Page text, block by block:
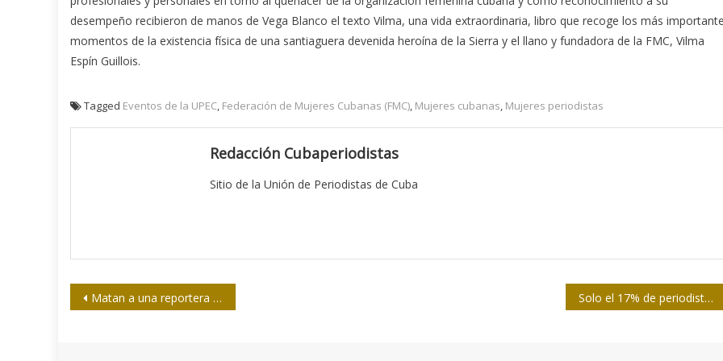
desempeño recibieron de manos de Vega Blanco el texto Vilma, una vida extraordinaria, libro que recoge los más
momentos de la existencia física de una santiaguera devenida heroína de la Sierra y el llano y fundadora de la FMC, Vilma
Espín Guillois.
Tagged Eventos de la UPEC, Federación de Mujeres Cubanas (FMC), Mujeres cubanas, Mujeres periodistas
Redacción Cubaperiodistas
Sitio de la Unión de Periodistas de Cuba
Navegación
Matan a una reportera y a un cámara durante una emisión en vivo en Virginia Solo el 17% de periodistas considera que la calidad ha mejorado en los últimos 5 años